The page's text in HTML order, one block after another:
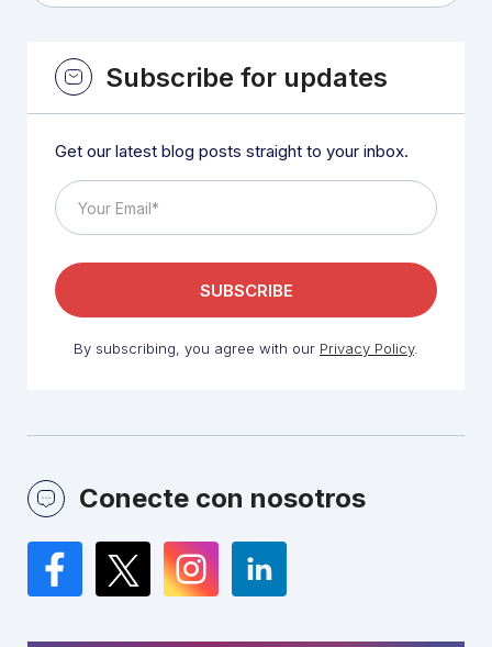
Subscribe for updates
Get our latest blog posts straight to your inbox.
By subscribing, you agree with our Privacy Policy.
Conecte con nosotros
Facebook
TwitterInstagramLinkedIn